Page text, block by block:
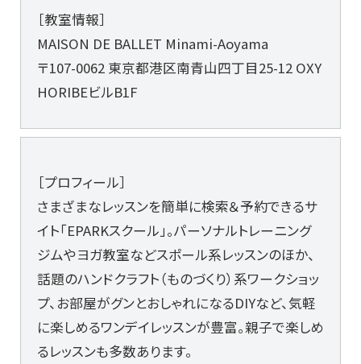
［教室情報］
MAISON DE BALLET Minami-Aoyama
〒107-0062 東京都港区南青山四丁目25-12 OXY
HORIBEビルB1F
［プロフィール］
さまざまなレッスンを簡単に検索＆予約できるサ
イト「EPARKスクール」。パーソナルトレーニング
ジムやヨガ教室などスポール系レッスンのほか、
話題のハンドクラフト（ものづくり）系ワークショッ
プ、お部屋がグンとおしゃれになるDIYなど、気軽
に楽しめるワンデイレッスンが豊富。親子で楽しめ
るレッスンも多数あります。